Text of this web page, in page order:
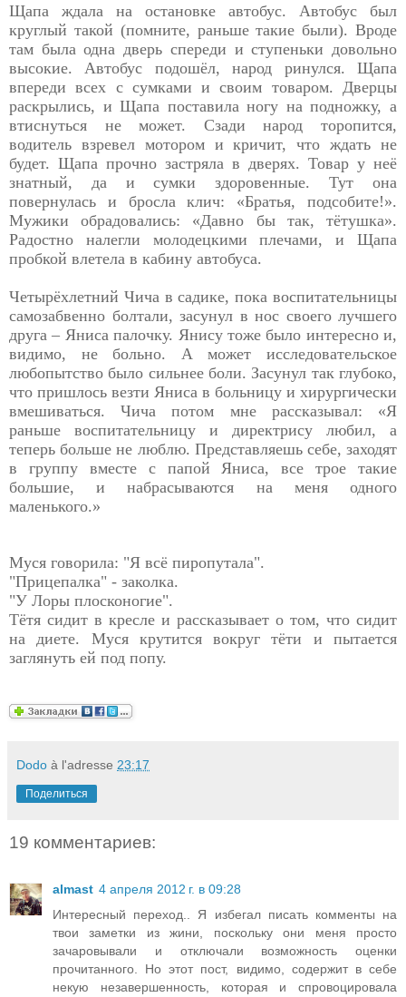
Щапа ждала на остановке автобус. Автобус был
круглый такой (помните, раньше такие были). Вроде
там была одна дверь спереди и ступеньки довольно
высокие. Автобус подошёл, народ ринулся. Щапа
впереди всех с сумками и своим товаром. Дверцы
раскрылись, и Щапа поставила ногу на подножку, а
втиснуться не может. Сзади народ торопится,
водитель взревел мотором и кричит, что ждать не
будет. Щапа прочно застряла в дверях. Товар у неё
знатный, да и сумки здоровенные. Тут она
повернулась и бросла клич: «Братья, подсобите!».
Мужики обрадовались: «Давно бы так, тётушка».
Радостно налегли молодецкими плечами, и Щапа
пробкой влетела в кабину автобуса.
Четырёхлетний Чича в садике, пока воспитательницы
самозабвенно болтали, засунул в нос своего лучшего
друга – Яниса палочку. Янису тоже было интересно и,
видимо, не больно. А может исследовательское
любопытство было сильнее боли. Засунул так глубоко,
что пришлось везти Яниса в больницу и хирургически
вмешиваться. Чича потом мне рассказывал: «Я
раньше воспитательницу и директрису любил, а
теперь больше не люблю. Представляешь себе, заходят
в группу вместе с папой Яниса, все трое такие
большие, и набрасываются на меня одного
маленького.»
Муся говорила: "Я всё пиропутала".
"Прицепалка" - заколка.
"У Лоры плосконогие".
Тётя сидит в кресле и рассказывает о том, что сидит
на диете. Муся крутится вокруг тёти и пытается
заглянуть ей под попу.
Dodo à l'adresse 23:17
Поделиться
19 комментариев:
almast 4 апреля 2012 г. в 09:28
Интересный переход.. Я избегал писать комменты на
твои заметки из жини, поскольку они меня просто
зачаровывали и отключали возможность оценки
прочитанного. Но этот пост, видимо, содержит в себе
некую незавершенность, которая и спровоцировала